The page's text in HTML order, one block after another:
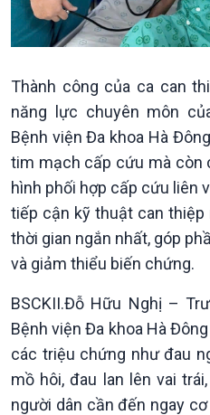
Văn hoá & Du lịch
Tin Văn hoá & Du lịch
Chát với người nổi tiếng
Câu chuyện Thể thao
Thành công của ca can
năng lực chuyên môn
Bệnh viện Đa khoa Hà
tim mạch cấp cứu mà còn
hình phối hợp cấp cứu liên
tiếp cận kỹ thuật can
thời gian ngắn nhất, góp
và giảm thiểu biến chứng.
BSCKII.Đỗ Hữu Nghị –
Bệnh viện Đa khoa Hà
các triệu chứng như đau
mồ hôi, đau lan lên vai
người dân cần đến ngay